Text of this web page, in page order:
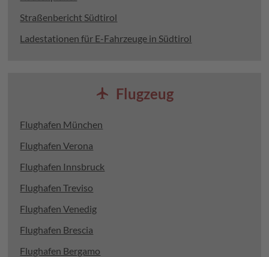
Straßenbericht Südtirol
Ladestationen für E-Fahrzeuge in Südtirol
local_airport Flugzeug
Flughafen München
Flughafen Verona
Flughafen Innsbruck
Flughafen Treviso
Flughafen Venedig
Flughafen Brescia
Flughafen Bergamo